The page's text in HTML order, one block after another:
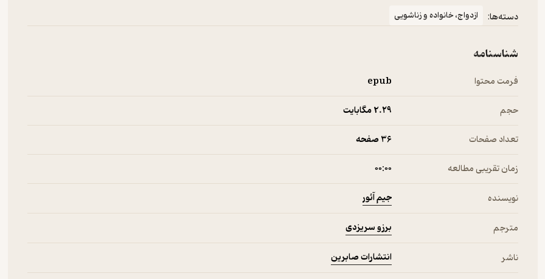
دسته‌ها:
ازدواج، خانواده و زناشویی
شناسنامه
فرمت محتوا epub
حجم 2.۲۹ مگابایت
تعداد صفحات 36 صفحه
زمان تقریبی مطالعه ۰۰:۰۰
نویسنده جیم آئور
مترجم برزو سریزدی
ناشر انتشارات صابرین